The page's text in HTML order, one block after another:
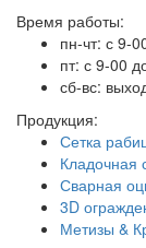
Время работы:
пн-чт: с 9-
пт: с 9-00
сб-вс:
Продукция:
Сетка
Кладочная
Сварная
3D
Метизы &